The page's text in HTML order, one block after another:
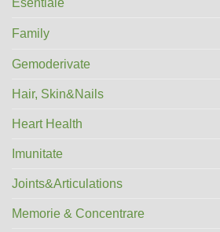
Esentiale
Family
Gemoderivate
Hair, Skin&Nails
Heart Health
Imunitate
Joints&Articulations
Memorie & Concentrare